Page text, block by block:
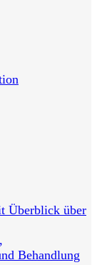
Überblick über
Behandlung